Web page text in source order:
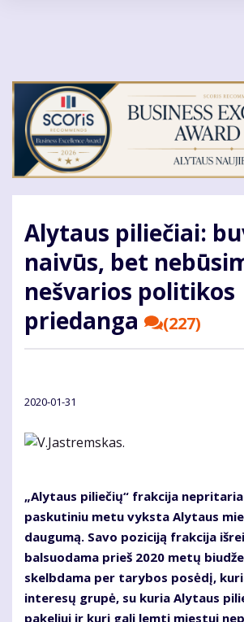
Alytaus piliečiai:
naivūs, bet
nešvarios politikos
priedanga
(227)
2020-01-31
„Alytaus piliečių“ frakcija
paskutiniu metu vyksta Alytaus
daugumą. Savo poziciją frakcija
balsuodama prieš 2020 metų
skelbdama per tarybos posėdį,
interesų grupė, su kuria Alytaus
pakeliui ir kuri gali lemti miestui